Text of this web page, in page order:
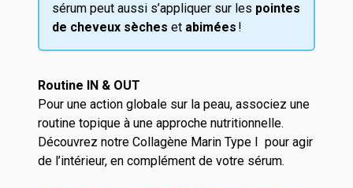
sérum peut aussi s’appliquer sur les pointes
de cheveux sèches et abimées !
Routine IN & OUT
Pour une action globale sur la peau, associez une
routine topique à une approche nutritionnelle.
Découvrez notre Collagène Marin Type I pour agir
de l’intérieur, en complément de votre sérum.